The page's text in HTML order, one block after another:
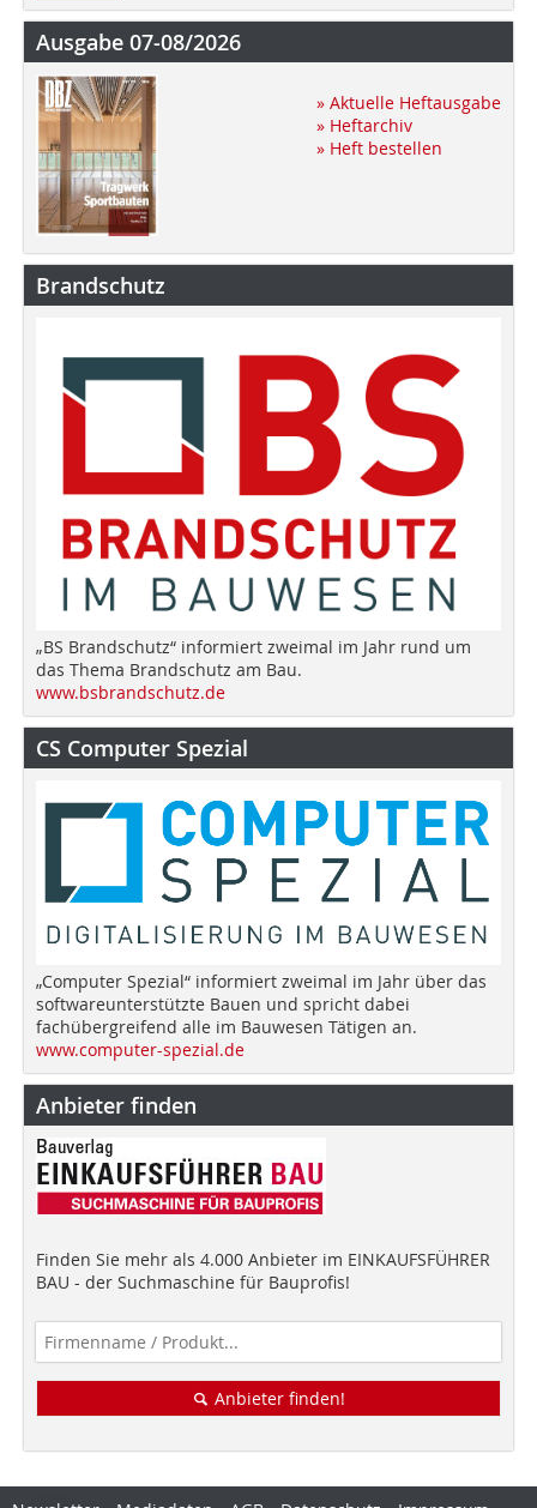
Ausgabe 07-08/2026
» Aktuelle Heftausgabe
» Heftarchiv
» Heft bestellen
Brandschutz
„BS Brandschutz“ informiert zweimal im Jahr rund um
das Thema Brandschutz am Bau.
www.bsbrandschutz.de
CS Computer Spezial
„Computer Spezial“ informiert zweimal im Jahr über das
softwareunterstützte Bauen und spricht dabei
fachübergreifend alle im Bauwesen Tätigen an.
www.computer-spezial.de
Anbieter finden
Finden Sie mehr als 4.000 Anbieter im EINKAUFSFÜHRER
BAU - der Suchmaschine für Bauprofis!
Anbieter finden!